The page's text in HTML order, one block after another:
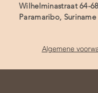
Wilhelminastraat 64-
Paramaribo, Suriname
Algemene